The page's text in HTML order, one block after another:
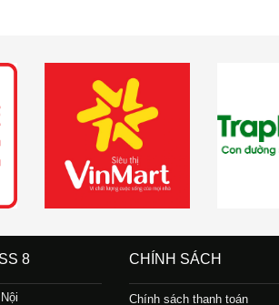
8 CHÍNH SÁCH
Chính sách thanh toán